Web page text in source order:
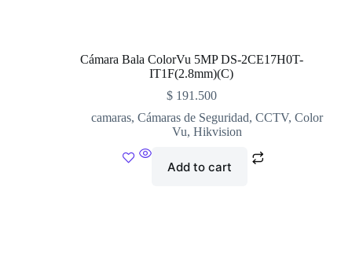
Cámara Bala ColorVu 5MP DS-2CE17H0T-
IT1F(2.8mm)(C)
$191.500
camaras,Cámaras de Seguridad,CCTV,Color
Vu,Hikvision
Add to cart